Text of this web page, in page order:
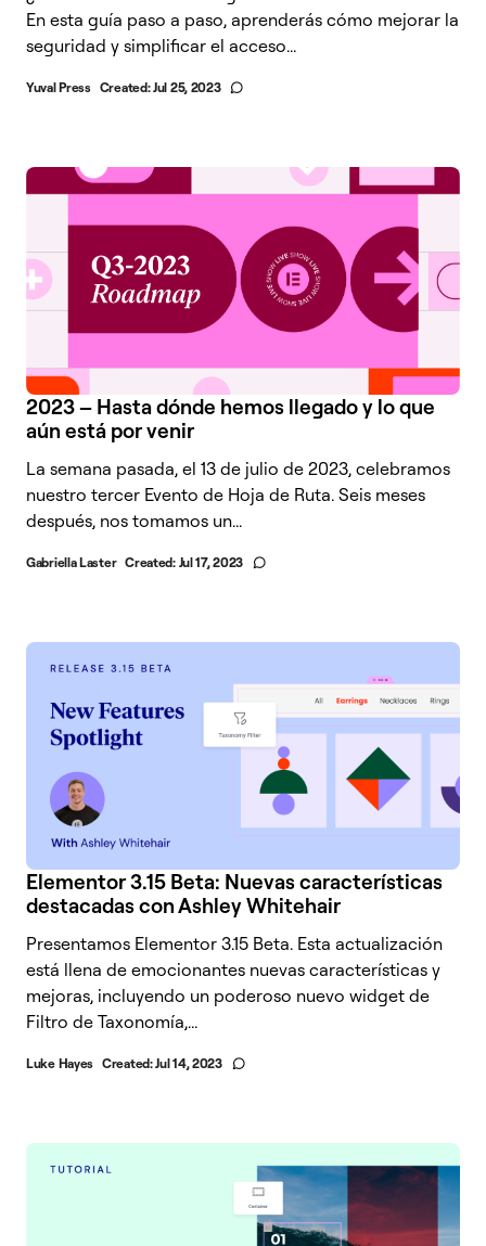
En esta guía paso a paso, aprenderás cómo mejorar la
seguridad y simplificar el acceso...
Yuval Press Created:Jul 25, 2023
2023 – Hasta dónde hemos llegado y lo que
aún está por venir
La semana pasada, el 13 de julio de 2023, celebramos
nuestro tercer Evento de Hoja de Ruta. Seis meses
después, nos tomamos un...
Gabriella Laster Created: Jul 17, 2023
Elementor 3.15 Beta: Nuevas características
destacadas con Ashley Whitehair
Presentamos Elementor 3.15 Beta. Esta actualización
está llena de emocionantes nuevas características y
mejoras, incluyendo un poderoso nuevo widget de
Filtro de Taxonomía,...
Luke Hayes Created:Jul 14, 2023